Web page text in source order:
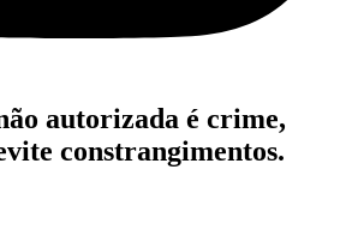
autorizada é crime,
constrangimentos.